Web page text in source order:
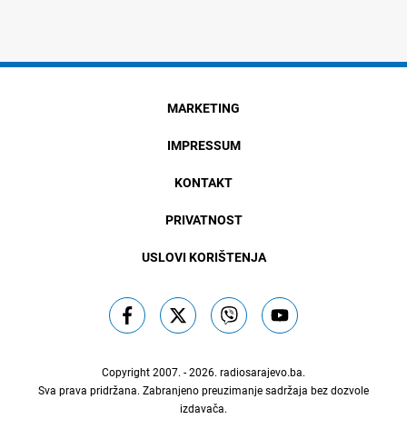
MARKETING
IMPRESSUM
KONTAKT
PRIVATNOST
USLOVI KORIŠTENJA
Copyright 2007. - 2026. radiosarajevo.ba.
Sva prava pridržana. Zabranjeno preuzimanje sadržaja bez dozvole
izdavača.